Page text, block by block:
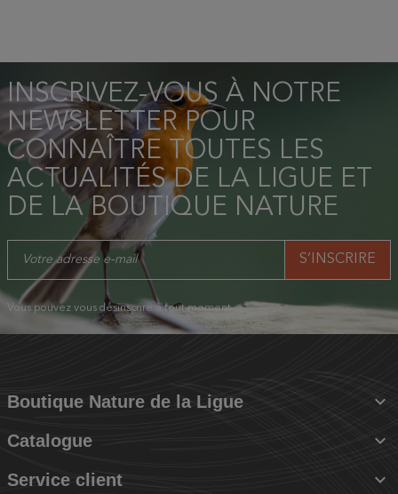
INSCRIVEZ-VOUS À NOTRE
NEWSLETTER POUR
CONNAÎTRE TOUTES LES
ACTUALITÉS DE LA LIGUE ET
DE LA BOUTIQUE NATURE
Vous pouvez vous désinscrire à tout moment.
Boutique Nature de la Ligue 
Catalogue 
Service client 